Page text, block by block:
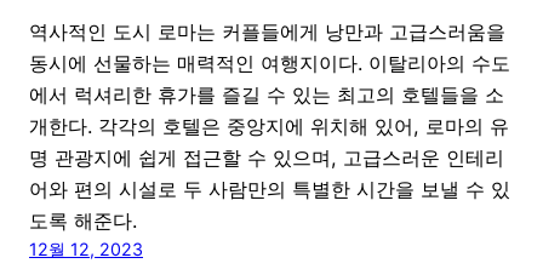
역사적인 도시 로마는 커플들에게 낭만과 고급스러움을
동시에 선물하는 매력적인 여행지이다. 이탈리아의 수도
에서 럭셔리한 휴가를 즐길 수 있는 최고의 호텔들을 소
개한다. 각각의 호텔은 중앙지에 위치해 있어, 로마의 유
명 관광지에 쉽게 접근할 수 있으며, 고급스러운 인테리
어와 편의 시설로 두 사람만의 특별한 시간을 보낼 수 있
도록 해준다.
12월 12, 2023